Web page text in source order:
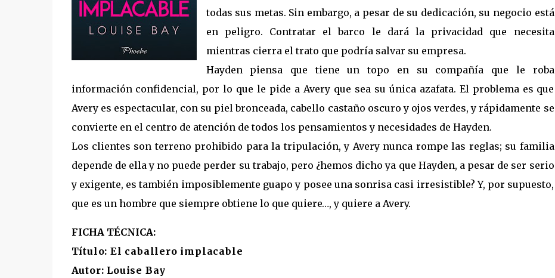
todas sus metas. Sin embargo, a pesar de su dedicación, su negocio está
en peligro. Contratar el barco le dará la privacidad que necesita
mientras cierra el trato que podría salvar su empresa.
Hayden piensa que tiene un topo en su compañía que le roba
información confidencial, por lo que le pide a Avery que sea su única azafata. El problema es que
Avery es espectacular, con su piel bronceada, cabello castaño oscuro y ojos verdes, y rápidamente se
convierte en el centro de atención de todos los pensamientos y necesidades de Hayden.
Los clientes son terreno prohibido para la tripulación, y Avery nunca rompe las reglas; su familia
depende de ella y no puede perder su trabajo, pero ¿hemos dicho ya que Hayden, a pesar de ser serio
y exigente, es también imposiblemente guapo y posee una sonrisa casi irresistible? Y, por supuesto,
que es un hombre que siempre obtiene lo que quiere…, y quiere a Avery.
FICHA TÉCNICA:
Título: El caballero implacable
Autor: Louise Bay